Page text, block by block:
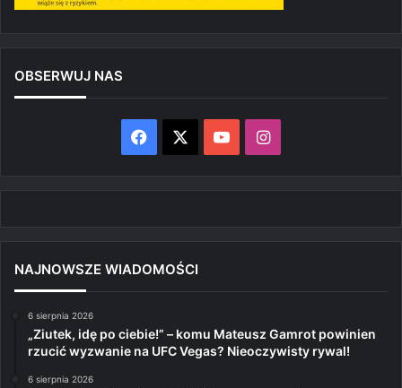
OBSERWUJ NAS
Facebook YouTubeInstagram
NAJNOWSZE WIADOMOŚCI
6 sierpnia 2026
„Ziutek, idę po ciebie!” – komu Mateusz Gamrot powinien
rzucić wyzwanie na UFC Vegas? Nieoczywisty rywal!
6 sierpnia 2026